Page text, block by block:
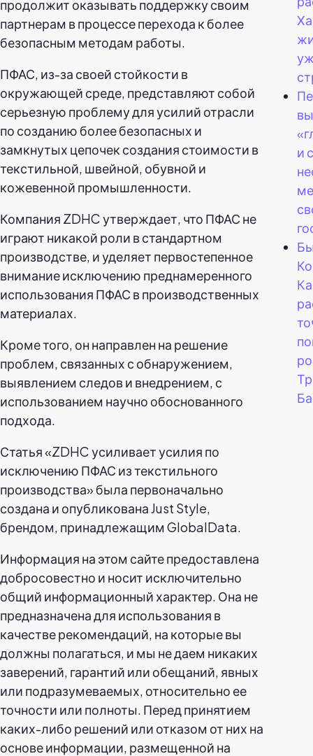
продолжит оказывать поддержку своим
партнерам в процессе перехода к более
безопасным методам работы.
ПФАС, из-за своей стойкости в
окружающей среде, представляют собой
серьезную проблему для усилий отрасли
по созданию более безопасных и
замкнутых цепочек создания стоимости в
текстильной, швейной, обувной и
кожевенной промышленности.
Компания ZDHC утверждает, что ПФАС не
играют никакой роли в стандартном
производстве, и уделяет первостепенное
внимание исключению преднамеренного
использования ПФАС в производственных
материалах.
Кроме того, он направлен на решение
проблем, связанных с обнаружением,
выявлением следов и внедрением, с
использованием научно обоснованного
подхода.
Статья «ZDHC усиливает усилия по
исключению ПФАС из текстильного
производства» была первоначально
создана и опубликована Just Style,
брендом, принадлежащим GlobalData.
Информация на этом сайте предоставлена
добросовестно и носит исключительно
общий информационный характер. Она не
предназначена для использования в
качестве рекомендаций, на которые вы
должны полагаться, и мы не даем никаких
заверений, гарантий или обещаний, явных
или подразумеваемых, относительно ее
точности или полноты. Перед принятием
каких-либо решений или отказом от них на
основе информации, размещенной на
и